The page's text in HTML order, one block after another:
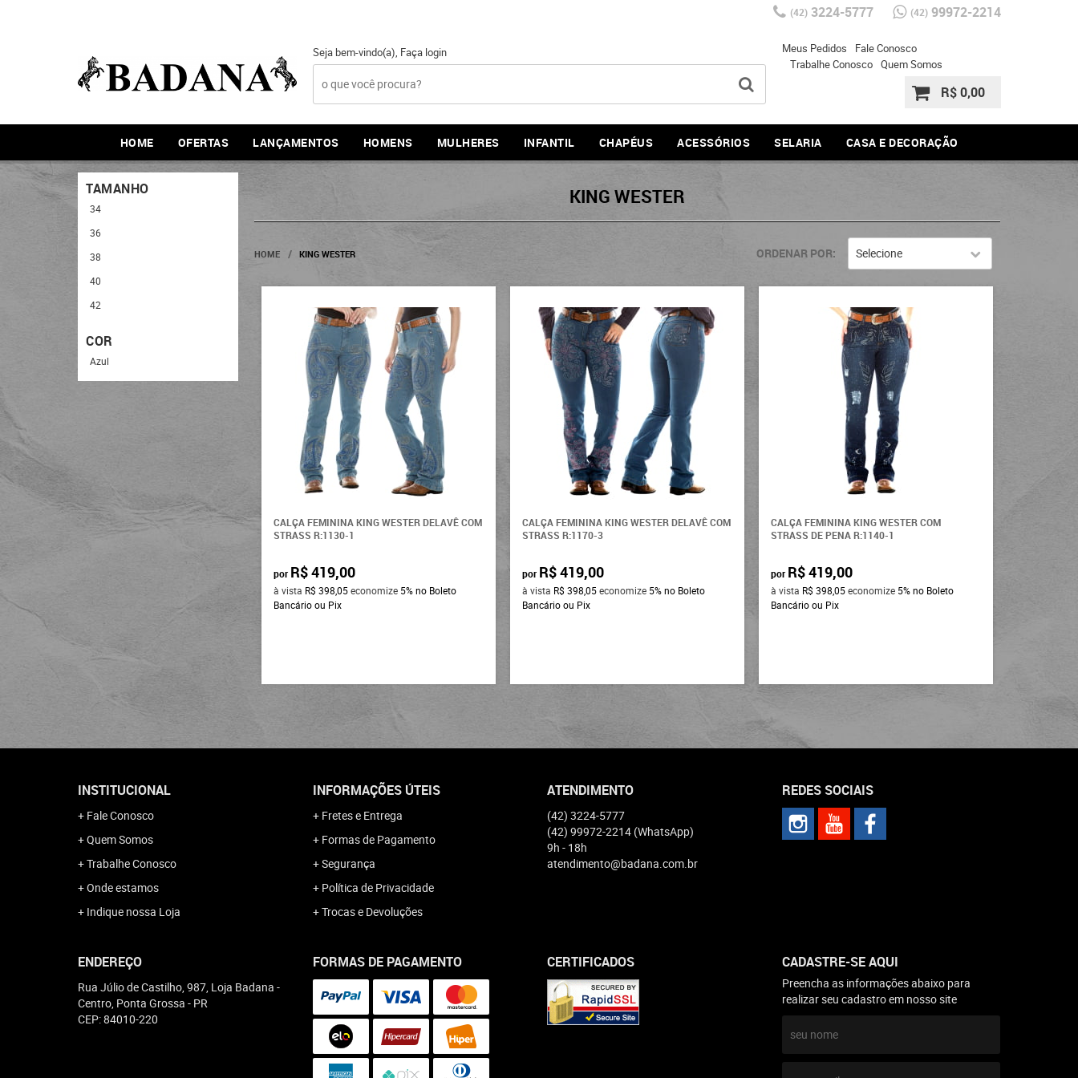
(42)3224-5777 (42)99972-2214
Seja bem-vindo(a), Faça login Meus Pedidos
Fale Conosco
Trabalhe Conosco Quem Somos
R$ 0,00
HOME OFERTAS LANÇAMENTOS HOMENS MULHERES INFANTIL CHAPÉUS ACESSÓRIOS SELARIA CASA E DECORAÇÃO
TAMANHO
34
36
38
40
42
COR
Azul
KING WESTER
HOME KING WESTER ORDENAR POR Selecione
CALÇA FEMININA KING WESTER DELAVÊ COM
STRASS R:1130-1
por R$ 419,00
à vista R$ 398,05economize 5% no Boleto
Bancário ou Pix
CALÇA FEMININA KING WESTER DELAVÊ COM
STRASS R:1170-3
por R$ 419,00
à vista R$ 398,05economize 5% no Boleto
Bancário ou Pix
CALÇA FEMININA KING WESTER COM
STRASS DE PENA R:1140-1
por R$ 419,00
à vista R$ 398,05economize 5% no Boleto
Bancário ou Pix
INSTITUCIONAL
Fale Conosco
Quem Somos
Trabalhe Conosco
Onde estamos
Indique nossa Loja
INFORMAÇÕES ÚTEIS
Fretes e Entrega
Formas de Pagamento
Segurança
Política de Privacidade
Trocas e Devoluções
ATENDIMENTO
(42) 3224-5777
(42) 99972-2214 (WhatsApp)
9h - 18h
atendimento@badana.com.br
REDES SOCIAIS
ENDEREÇO
Rua Júlio de Castilho, 987, Loja Badana -
Centro, Ponta Grossa - PR
CEP: 84010-220
FORMAS DE PAGAMENTO CERTIFICADOS CADASTRE-SE AQUI
Preencha as informações abaixo para
realizar seu cadastro em nosso site